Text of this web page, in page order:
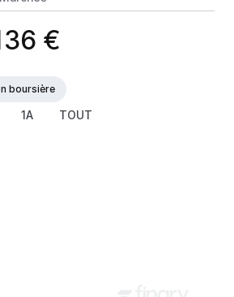
€
boursière
1A TOUT